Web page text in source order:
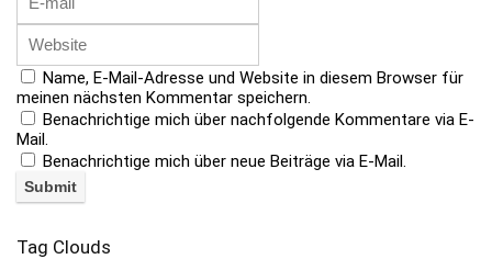
Name, E-Mail-Adresse und Website in diesem Browser für
meinen nächsten Kommentar speichern.
Benachrichtige mich über nachfolgende Kommentare via E-
Mail.
Benachrichtige mich über neue Beiträge via E-Mail.
Tag Clouds